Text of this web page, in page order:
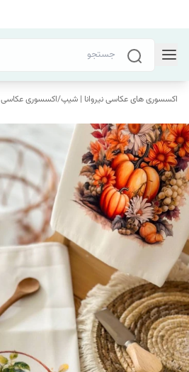
اکسسوری های عکاسی نیروانا | شیپ/اکسسوری عکاسی